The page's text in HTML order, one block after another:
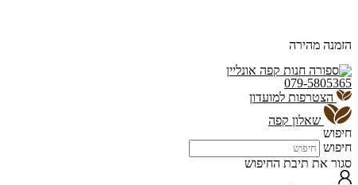
הזמנה מהירה
079-5805365
הצטרפות למועדון
שאלון קפה
חיפוש
חיפוש
סגור את תיבת החיפוש